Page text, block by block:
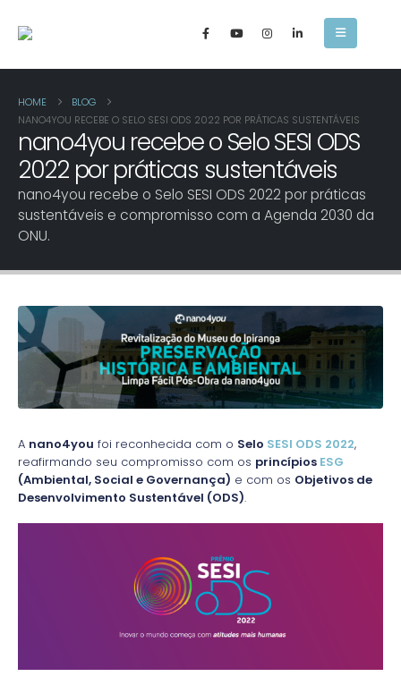
HOME
BLOG
NANO4YOU RECEBE O SELO SESI ODS 2022 POR PRÁTICAS SUSTENTÁVEIS
nano4you recebe o Selo SESI ODS
2022 por práticas sustentáveis
nano4you recebe o Selo SESI ODS 2022 por práticas
sustentáveis e compromisso com a Agenda 2030 da
ONU.
A nano4you foi reconhecida com o Selo SESI ODS 2022,
reafirmando seu compromisso com os princípios ESG
(Ambiental, Social e Governança) e com os Objetivos de
Desenvolvimento Sustentável (ODS).